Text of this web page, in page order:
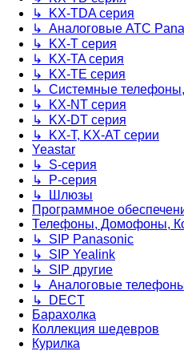
↳ KX-TDA серия
↳ Аналоговые АТС
↳ KX-T серия
↳ KX-TA серия
↳ KX-TE серия
↳ Системные
↳ KX-NT серия
↳ KX-DT серия
↳ KX-T, KX-AT серии
Yeastar
↳ S-серия
↳ P-серия
↳ Шлюзы
Программное
Телефоны, Домофоны,
↳ SIP Panasonic
↳ SIP Yealink
↳ SIP другие
↳ Аналоговые
↳ DECT
Барахолка
Коллекция шедевров
Курилка